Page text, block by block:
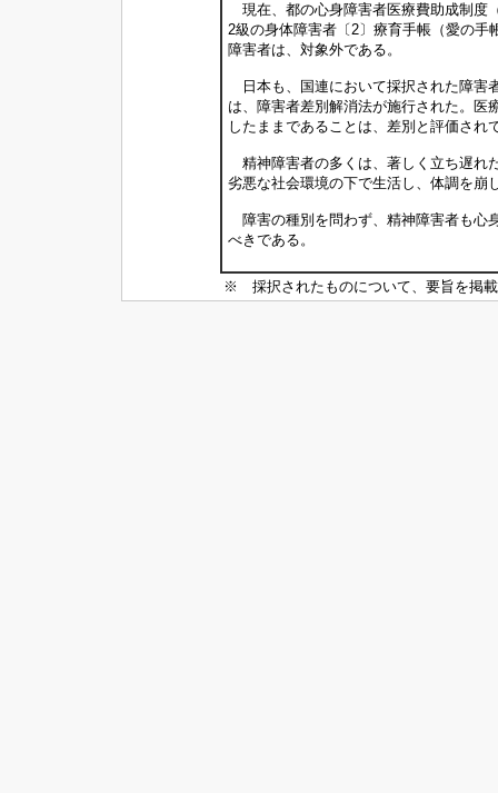
現在、都の心身障害者医療費助成制度
2級の身体障害者〔2〕療育手帳（愛の手
障害者は、対象外である。
日本も、国連において採択された障害
は、障害者差別解消法が施行された。医
したままであることは、差別と評価され
精神障害者の多くは、著しく立ち遅れ
劣悪な社会環境の下で生活し、体調を崩
障害の種別を問わず、精神障害者も心
べきである。
※ 採択されたものについて、要旨を掲